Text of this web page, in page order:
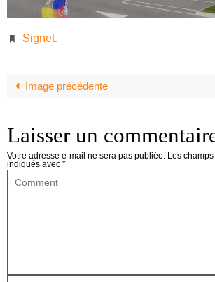
Signet.
Image précédente
Laisser un
Votre adresse e-mail ne sera pas publiée. Les
indiqués avec *